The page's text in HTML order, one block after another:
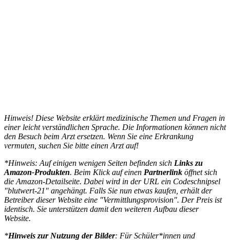
Hinweis! Diese Website erklärt medizinische Themen und Fragen in
einer leicht verständlichen Sprache. Die Informationen können nicht
den Besuch beim Arzt ersetzen. Wenn Sie eine Erkrankung
vermuten, suchen Sie bitte einen Arzt auf!
*Hinweis: Auf einigen wenigen Seiten befinden sich Links zu
Amazon-Produkten. Beim Klick auf einen Partnerlink öffnet sich
die Amazon-Detailseite. Dabei wird in der URL ein Codeschnipsel
"blutwert-21" angehängt. Falls Sie nun etwas kaufen, erhält der
Betreiber dieser Website eine "Vermittlungsprovision". Der Preis ist
identisch. Sie unterstützen damit den weiteren Aufbau dieser
Website.
*Hinweis zur Nutzung der Bilder: Für Schüler*innen und